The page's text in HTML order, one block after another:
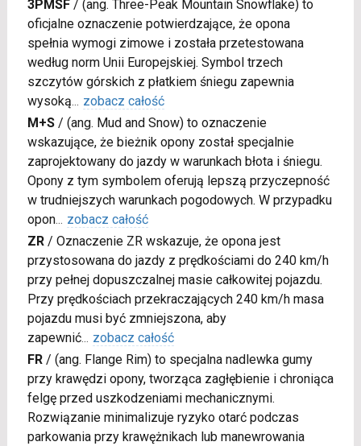
3PMSF/ (ang. Three-Peak Mountain Snowflake) to
oficjalne oznaczenie potwierdzające, że opona
spełnia wymogi zimowe i została przetestowana
według norm Unii Europejskiej. Symbol trzech
szczytów górskich z płatkiem śniegu zapewnia
wysoką... zobacz całość
M+S/ (ang. Mud and Snow) to oznaczenie
wskazujące, że bieżnik opony został specjalnie
zaprojektowany do jazdy w warunkach błota i śniegu.
Opony z tym symbolem oferują lepszą przyczepność
w trudniejszych warunkach pogodowych. W przypadku
opon... zobacz całość
ZR/ Oznaczenie ZR wskazuje, że opona jest
przystosowana do jazdy z prędkościami do 240 km/h
przy pełnej dopuszczalnej masie całkowitej pojazdu.
Przy prędkościach przekraczających 240 km/h masa
pojazdu musi być zmniejszona, aby
zapewnić... zobacz całość
FR/ (ang. Flange Rim) to specjalna nadlewka gumy
przy krawędzi opony, tworząca zagłębienie i chroniąca
felgę przed uszkodzeniami mechanicznymi.
Rozwiązanie minimalizuje ryzyko otarć podczas
parkowania przy krawężnikach lub manewrowania